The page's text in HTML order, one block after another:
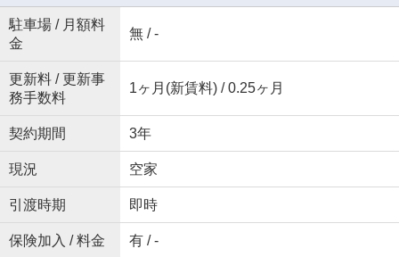
駐車場 / 月額料
金
無 / -
更新料 / 更新事
務手数料
1ヶ月(新賃料) / 0.25ヶ月
契約期間 3年
現況 空家
引渡時期 即時
保険加入 / 料金 有 / -